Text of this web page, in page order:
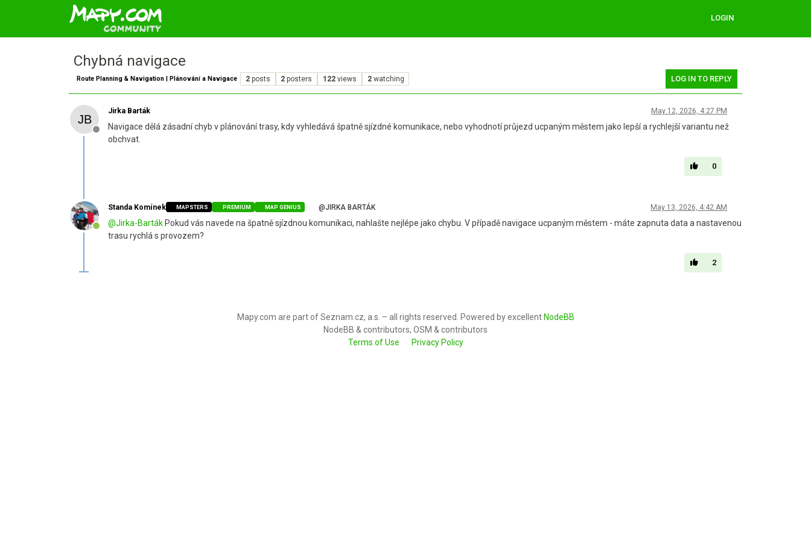
LOGIN
Chybná navigace
Route Planning & Navigation | Plánování a Navigace 2 posts 2 posters 122 views 2 watching LOG IN TO REPLY
Offline
Jirka Barták May 12, 2026, 4:27 PM
Navigace dělá zásadní chyb v plánování trasy, kdy vyhledává špatně sjízdné komunikace, nebo vyhodnotí průjezd ucpaným městem jako lepší a rychlejší variantu než
obchvat.
0
Online
Standa Komínek MAPSTERS PREMIUM MAP GENIUS @JIRKA BARTÁK May 13, 2026, 4:42 AM
@Jirka-Barták Pokud vás navede na špatně sjízdnou komunikaci, nahlašte nejlépe jako chybu. V případě navigace ucpaným městem - máte zapnuta data a nastavenou
trasu rychlá s provozem?
2
Mapy.com are part of Seznam.cz, a.s. – all rights reserved. Powered by excellent NodeBB
NodeBB & contributors, OSM & contributors
Terms of Use
Privacy Policy